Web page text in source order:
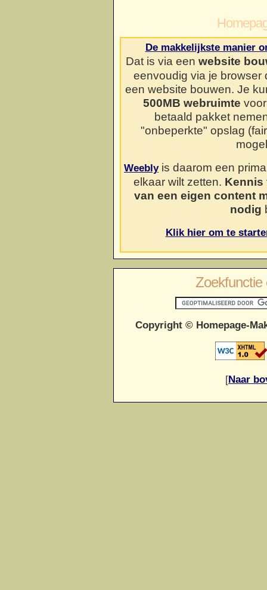
De makkelijkste manier
Dat is via een website
eenvoudig via je
een website bouwen. Je
500MB webruimte
betaald pakket
"onbeperkte" opslag
Weeblyis daarom een
elkaar wilt zetten. Kennis
van een eigen content
nodig
Klik hier om te
Zoekfunctie
Copyright © Homepage-
[Naar